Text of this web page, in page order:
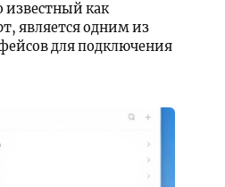
как
является одним из
для подключения